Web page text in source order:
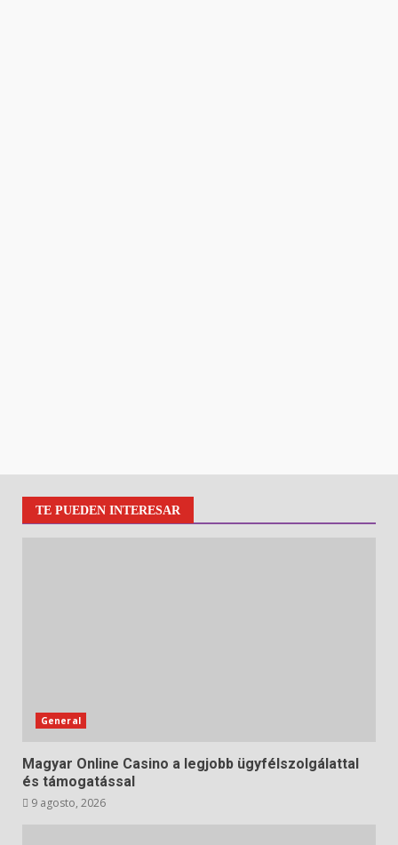
TE PUEDEN INTERESAR
General
Magyar Online Casino a legjobb ügyfélszolgálattal
és támogatással
9 agosto, 2026